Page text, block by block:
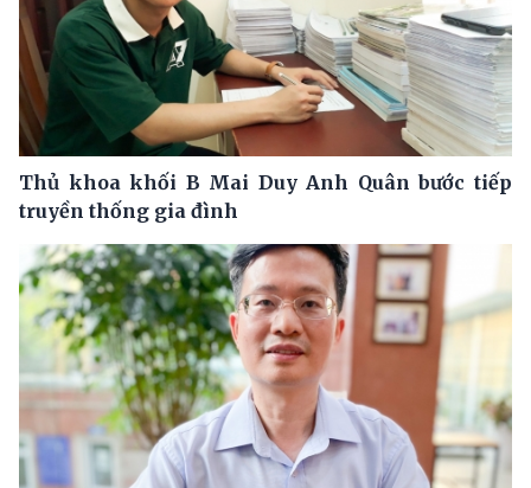
Thủ khoa khối B Mai Duy Anh Quân bước tiếp
truyền thống gia đình